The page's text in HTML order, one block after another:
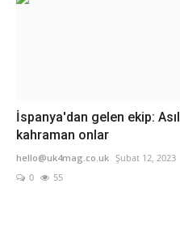
İspanya'dan gelen ekip: Asıl
kahraman onlar
hello@uk4mag.co.uk Şubat 12, 2023
0
55